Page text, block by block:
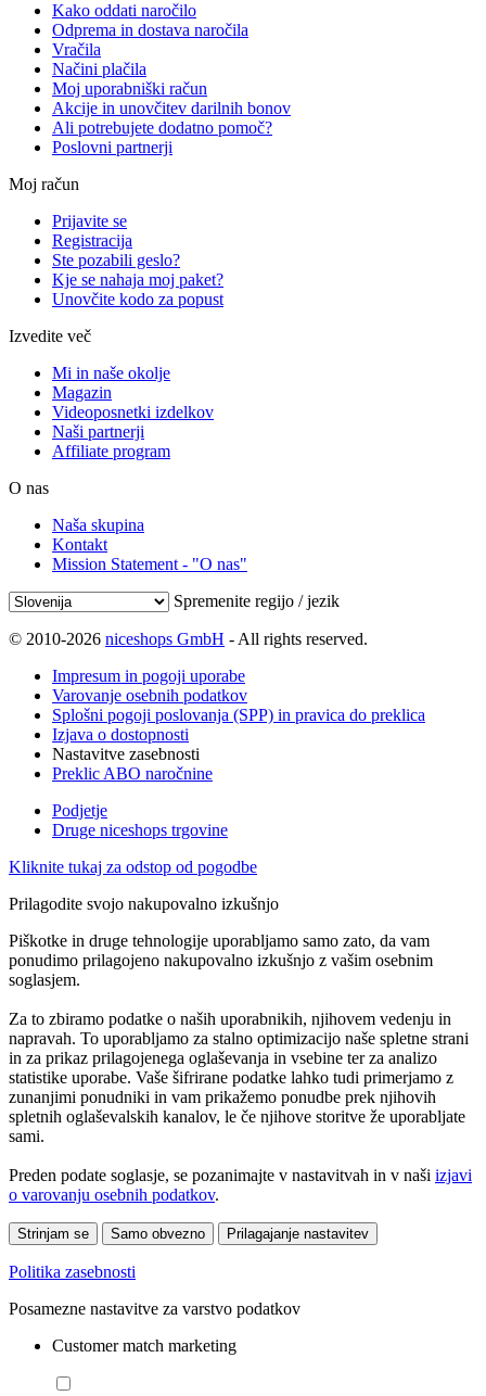
Kako oddati naročilo
Odprema in dostava naročila
Vračila
Načini plačila
Moj uporabniški račun
Akcije in unovčitev darilnih bonov
Ali potrebujete dodatno pomoč?
Poslovni partnerji
Moj račun
Prijavite se
Registracija
Ste pozabili geslo?
Kje se nahaja moj paket?
Unovčite kodo za popust
Izvedite več
Mi in naše okolje
Magazin
Videoposnetki izdelkov
Naši partnerji
Affiliate program
O nas
Naša skupina
Kontakt
Mission Statement - "O nas"
Spremenite regijo / jezik
© 2010-2026 niceshops GmbH - All rights reserved.
Impresum in pogoji uporabe
Varovanje osebnih podatkov
Splošni pogoji poslovanja (SPP) in pravica do preklica
Izjava o dostopnosti
Nastavitve zasebnosti
Preklic ABO naročnine
Podjetje
Druge niceshops trgovine
Kliknite tukaj za odstop od pogodbe
Prilagodite svojo nakupovalno izkušnjo
Piškotke in druge tehnologije uporabljamo samo zato, da vam
ponudimo prilagojeno nakupovalno izkušnjo z vašim osebnim
soglasjem.
Za to zbiramo podatke o naših uporabnikih, njihovem vedenju in
napravah. To uporabljamo za stalno optimizacijo naše spletne strani
in za prikaz prilagojenega oglaševanja in vsebine ter za analizo
statistike uporabe. Vaše šifrirane podatke lahko tudi primerjamo z
zunanjimi ponudniki in vam prikažemo ponudbe prek njihovih
spletnih oglaševalskih kanalov, le če njihove storitve že uporabljate
sami.
Preden podate soglasje, se pozanimajte v nastavitvah in v naši izjavi
o varovanju osebnih podatkov.
Strinjam se Samo obvezno Prilagajanje nastavitev
Politika zasebnosti
Posamezne nastavitve za varstvo podatkov
Customer match marketing